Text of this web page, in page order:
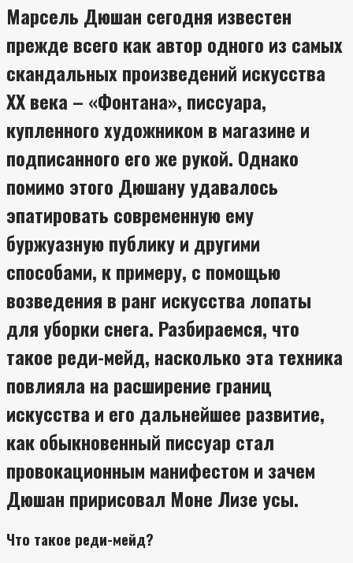
Марсель Дюшан сегодня известен
прежде всего как автор одного из самых
скандальных произведений искусства
XX века – «Фонтана», писсуара,
купленного художником в магазине и
подписанного его же рукой. Однако
помимо этого Дюшану удавалось
эпатировать современную ему
буржуазную публику и другими
способами, к примеру, с помощью
возведения в ранг искусства лопаты
для уборки снега. Разбираемся, что
такое реди-мейд, насколько эта техника
повлияла на расширение границ
искусства и его дальнейшее развитие,
как обыкновенный писсуар стал
провокационным манифестом и зачем
Дюшан пририсовал Моне Лизе усы.
Что такое реди-мейд?